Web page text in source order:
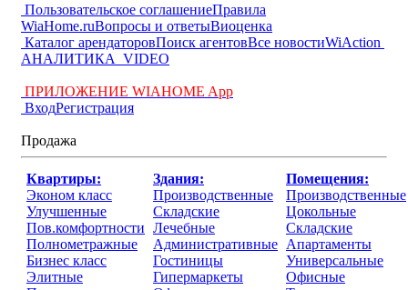
Пользовательское соглашениеПравила
WiaHome.ruВопросы и ответыВиоценка
Каталог арендаторовПоиск агентовВсе новостиWiAction
АНАЛИТИКА VIDEO
ПРИЛОЖЕНИЕ WIAHOME App
ВходРегистрация
Продажа
Квартиры:
Эконом класс
Улучшенные
Пов.комфортности
Полнометражные
Бизнес класс
Элитные
Здания:
Производственные
Складские
Лечебные
Административные
Гостиницы
Гипермаркеты
Помещения:
Производственные
Цокольные
Складские
Апартаменты
Универсальные
Офисные